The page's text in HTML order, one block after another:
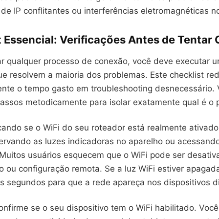
IP conflitantes ou interferências eletromagnéticas
Verificações Antes de Tentar
qualquer processo de conexão, você deve executar
resolvem a maioria dos problemas. Este checklist
o tempo gasto em troubleshooting desnecessário.
metodicamente para isolar exatamente qual é o
se o WiFi do seu roteador está realmente
as luzes indicadoras no aparelho ou
usuários esquecem que o WiFi pode ser
ou configuração remota. Se a luz WiFi estiver
segundos para que a rede apareça nos dispositivos
se o seu dispositivo tem o WiFi habilitado.